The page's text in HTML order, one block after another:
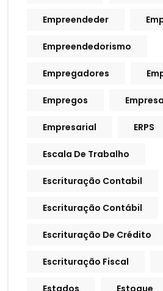
Empreendeder
Empreendedorismo
Empregadores
Empregos Empresa
Empresarial ERPS
Escala De Trabalho
Escrituração Contabil
Escrituração Contábil
Escrituração De Crédito
Escrituração Fiscal